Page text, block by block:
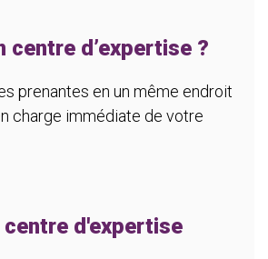
centre d’expertise ?
prenantes en un même endroit
charge immédiate de votre
d'expertise